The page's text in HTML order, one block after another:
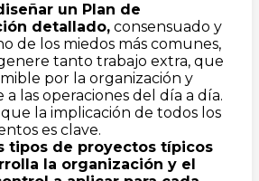
un Plan de
detallado, consensuado y
de los miedos más comunes,
tanto trabajo extra, que
por la organización y
las operaciones del día a día.
la implicación de todos los
es clave.
tipos de proyectos típicos
la organización y el